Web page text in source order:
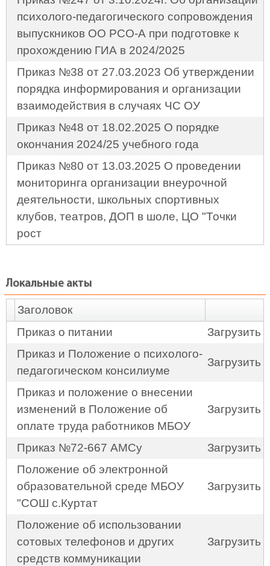
психолого-педагогического сопровождения
выпускников ОО РСО-А при подготовке к
прохождению ГИА в 2024/2025
Приказ №38 от 27.03.2023 Об утверждении
порядка информирования и организации
взаимодействия в случаях ЧС ОУ
Приказ №48 от 18.02.2025 О порядке
окончания 2024/25 учебного года
Приказ №80 от 13.03.2025 О проведении
мониторинга организации внеурочной
деятельности, школьных спортивных
клубов, театров, ДОП в шоле, ЦО "Точки
рост
Локальные акты
Заголовок
Приказ о питании
Загрузить
Приказ и Положение о психолого-
педагогическом консилиуме
Загрузить
Приказ и положение о внесении
изменений в Положение об
оплате труда работников МБОУ
Загрузить
Приказ №72-667 АМСу
Загрузить
Положение об электронной
образовательной среде МБОУ
"СОШ с.Куртат
Загрузить
Положение об использовании
сотовых телефонов и других
средств коммуникации
Загрузить